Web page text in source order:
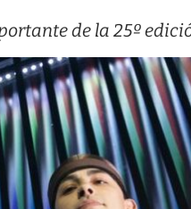
de la 25º